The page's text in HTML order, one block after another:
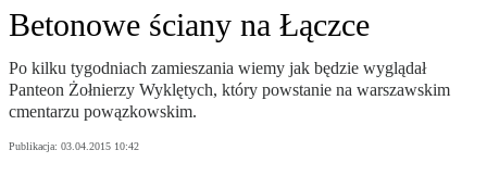
Betonowe ściany na Łączce
Po kilku tygodniach zamieszania wiemy jak będzie wyglądał
Panteon Żołnierzy Wyklętych, który powstanie na warszawskim
cmentarzu powązkowskim.
Publikacja: 03.04.2015 10:42